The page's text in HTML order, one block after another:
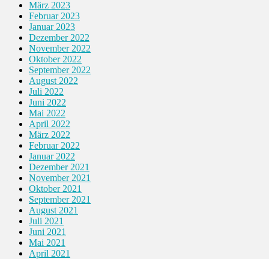
März 2023
Februar 2023
Januar 2023
Dezember 2022
November 2022
Oktober 2022
September 2022
August 2022
Juli 2022
Juni 2022
Mai 2022
April 2022
März 2022
Februar 2022
Januar 2022
Dezember 2021
November 2021
Oktober 2021
September 2021
August 2021
Juli 2021
Juni 2021
Mai 2021
April 2021